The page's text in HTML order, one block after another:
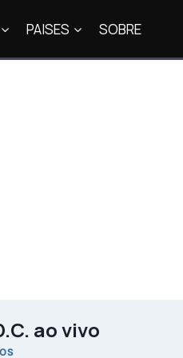
PAISES SOBRE
ao vivo